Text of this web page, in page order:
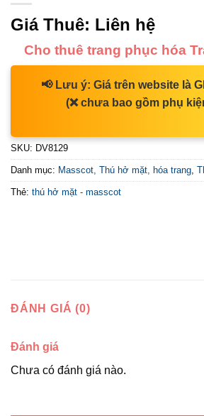
Giá Thuê: Liên hệ
Cho thuê trang phục hóa
📢 Lưu ý: Giá trên website là
(❌ chưa bao gồm phụ
SKU: DV8129
Danh mục: Masscot, Thú hở mặt, hóa trang
Thẻ: thú hở mặt - masscot
ĐÁNH GIÁ (0)
Đánh giá
Chưa có đánh giá nào.